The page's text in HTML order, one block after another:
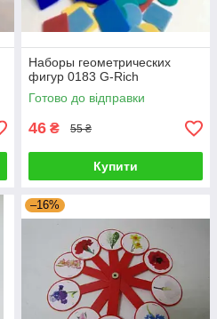
Наборы геометрических
фигур 0183 G-Rich
Готово до відправки
46 ₴ 55 ₴
Купити
–16%